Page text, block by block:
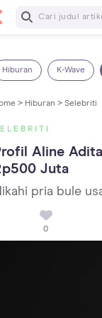
Baca
Hiburan K-Wave
> Hiburan > Selebriti
Aline
Juta
pria bule
0